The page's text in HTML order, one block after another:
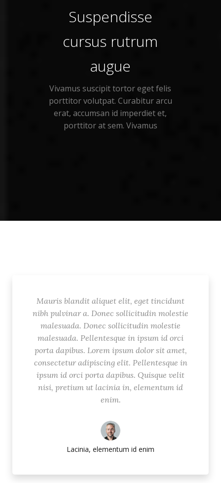
Suspendisse
cursus rutrum
augue
Vivamus suscipit tortor eget felis
porttitor volutpat. Curabitur arcu
erat, accumsan id imperdiet et,
porttitor at sem. Vivamus
Mauris blandit aliquet elit, eget tincidunt
nibh pulvinar a. Donec sollicitudin molestie
malesuada. Donec sollicitudin molestie
malesuada. Pellentesque in ipsum id orci
porta dapibus. Lorem ipsum dolor sit amet,
consectetur adipiscing elit. Pellentesque in
ipsum id orci porta dapibus. Quisque velit
nisi, pretium ut lacinia in, elementum id
enim.
Lacinia, elementum id enim